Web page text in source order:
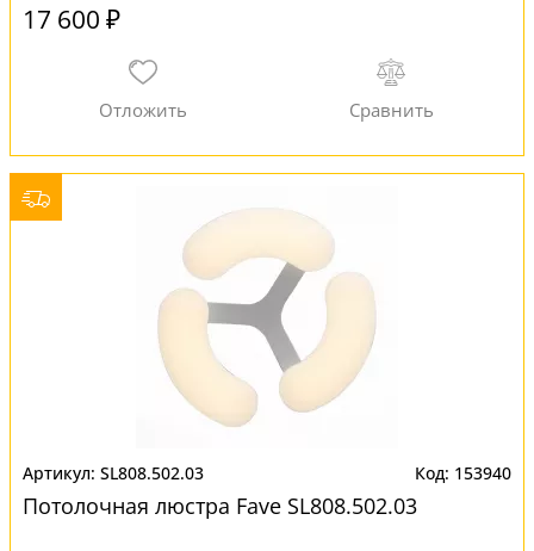
17 600 ₽
SL808.502.03 153940
Потолочная люстра Fave SL808.502.03